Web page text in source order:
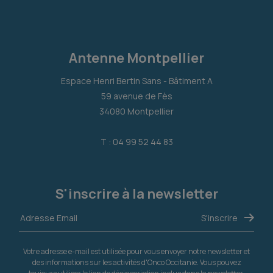
Antenne Montpellier
Espace Henri Bertin Sans - Bâtiment A
59 avenue de Fès
34080 Montpellier
T : 04 99 52 44 83
S'inscrire à la newsletter
Votre adresse e-mail est utilisée pour vous envoyer notre newsletter et
des informations sur les activités d'Onco Occitanie. Vous pouvez